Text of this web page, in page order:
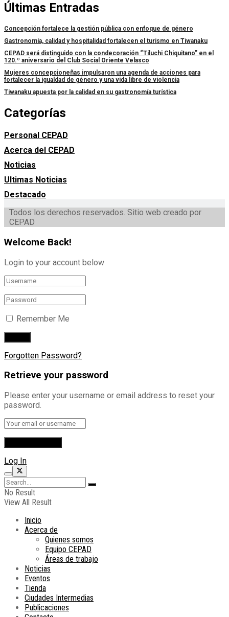
Últimas Entradas
Concepción fortalece la gestión pública con enfoque de género
Gastronomía, calidad y hospitalidad fortalecen el turismo en Tiwanaku
CEPAD será distinguido con la condecoración “Tiluchi Chiquitano” en el
120.º aniversario del Club Social Oriente Velasco
Mujeres concepcioneñas impulsaron una agenda de acciones para
fortalecer la igualdad de género y una vida libre de violencia
Tiwanaku apuesta por la calidad en su gastronomía turística
Categorías
Personal CEPAD
Acerca del CEPAD
Noticias
Ultimas Noticias
Destacado
Todos los derechos reservados. Sitio web creado por
CEPAD
Welcome Back!
Login to your account below
Remember Me
Forgotten Password?
Retrieve your password
Please enter your username or email address to reset your
password.
Log In
No Result
View All Result
Inicio
Acerca de
Quienes somos
Equipo CEPAD
Áreas de trabajo
Noticias
Eventos
Tienda
Ciudades Intermedias
Publicaciones